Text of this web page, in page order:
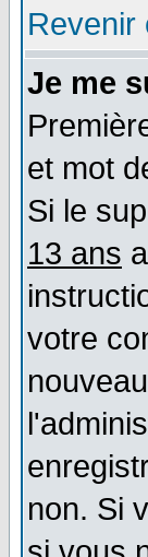
Revenir
Je me
et mot
Si le
13 ans
votre
non. Si